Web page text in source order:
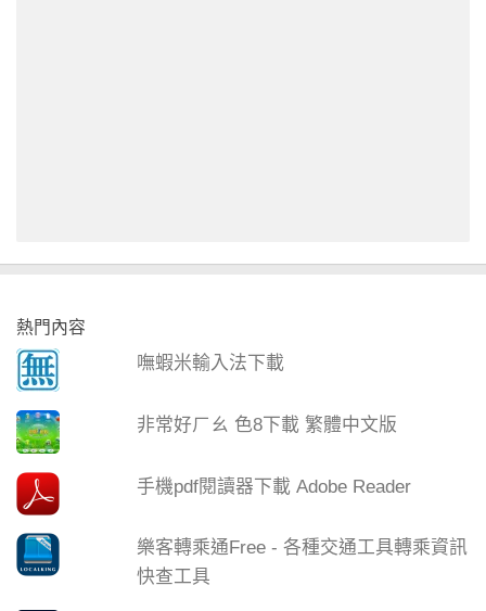
熱門內容
嘸蝦米輸入法下載
非常好ㄏㄠ 色8下載 繁體中文版
手機pdf閱讀器下載 Adobe Reader
樂客轉乘通Free - 各種交通工具轉乘資訊
快查工具